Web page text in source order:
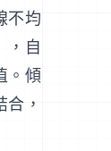
不均
，自
。傾
，